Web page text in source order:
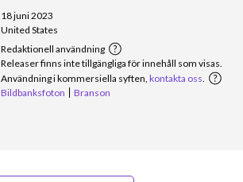
18 juni 2023
United States
Redaktionell användning
Releaser finns inte tillgängliga för innehåll som visas.
Användning i kommersiella syften, kontakta oss
Bildbanksfoton Branson